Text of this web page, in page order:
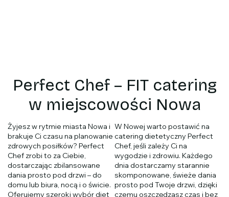
Perfect Chef – FIT catering
w miejscowości Nowa
Żyjesz w rytmie miasta Nowa i
brakuje Ci czasu na planowanie
zdrowych posiłków? Perfect
Chef zrobi to za Ciebie,
dostarczając zbilansowane
dania prosto pod drzwi – do
domu lub biura, nocą i o świcie.
Oferujemy szeroki wybór diet
W Nowej warto postawić na
catering dietetyczny Perfect
Chef, jeśli zależy Ci na
wygodzie i zdrowiu. Każdego
dnia dostarczamy starannie
skomponowane, świeże dania
prosto pod Twoje drzwi, dzięki
czemu oszczędzasz czas i bez